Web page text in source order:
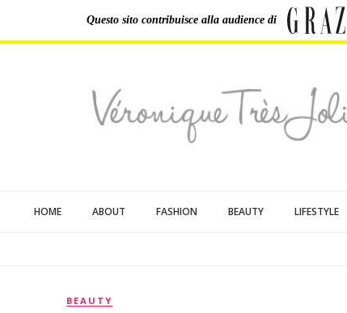
Questo sito contribuisce alla audience di
HOME ABOUT FASHION BEAUTY LIFESTYLE
BEAUTY